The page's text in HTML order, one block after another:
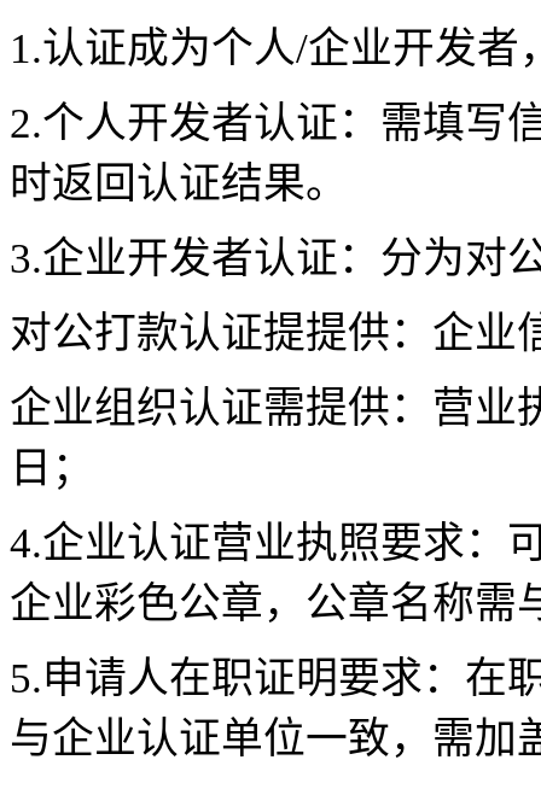
1.认证成为个人/企业开发者
2.个人开发者认证：需填写
时返回认证结果。
3.企业开发者认证：分为对
对公打款认证提提供：企业
企业组织认证需提供：营业
日；
4.企业认证营业执照要求：
企业彩色公章，公章名称需
5.申请人在职证明要求：在
与企业认证单位一致，需加